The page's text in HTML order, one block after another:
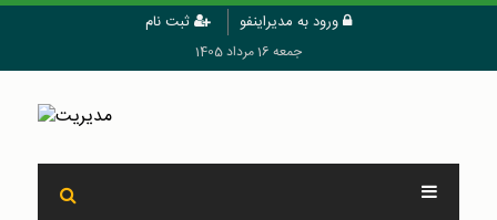
ورود به مدیراینفو ثبت نام
جمعه 16 مرداد 1405